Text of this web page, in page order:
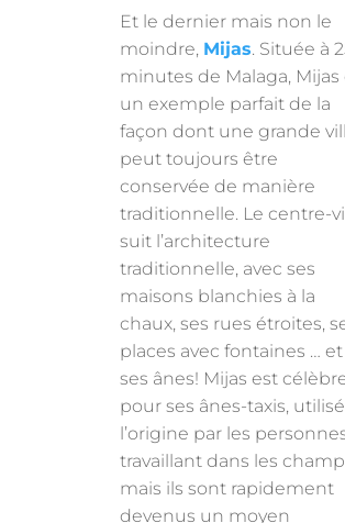
Et le dernier mais non le
moindre, Mijas. Située à
minutes de Malaga, Mijas
un exemple parfait de la
façon dont une grande
peut toujours être
conservée de manière
traditionnelle. Le centre-
suit l’architecture
traditionnelle, avec ses
maisons blanchies à la
chaux, ses rues étroites,
places avec fontaines … et
ses ânes! Mijas est
pour ses ânes-taxis,
l’origine par les
travaillant dans les
mais ils sont rapidement
devenus un moyen